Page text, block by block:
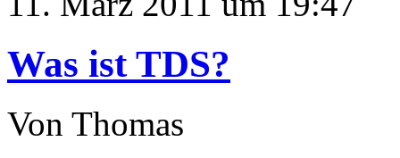
Was ist TDS?
Von Thomas